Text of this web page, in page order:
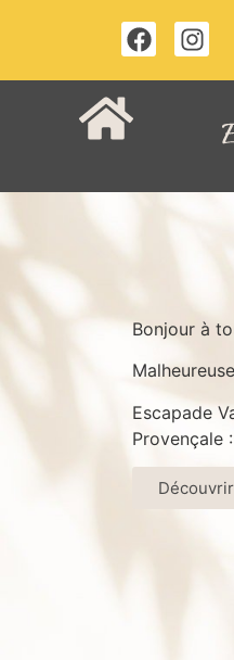
Bonjour à
Escapade
Provençale